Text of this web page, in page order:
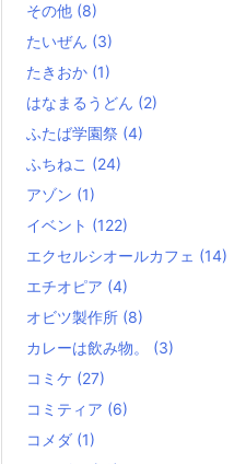
その他 (8)
たいぜん (3)
たきおか (1)
はなまるうどん (2)
ふたば学園祭 (4)
ふちねこ (24)
アゾン (1)
イベント (122)
エクセルシオールカフェ (14)
エチオピア (4)
オビツ製作所 (8)
カレーは飲み物。 (3)
コミケ (27)
コミティア (6)
コメダ (1)